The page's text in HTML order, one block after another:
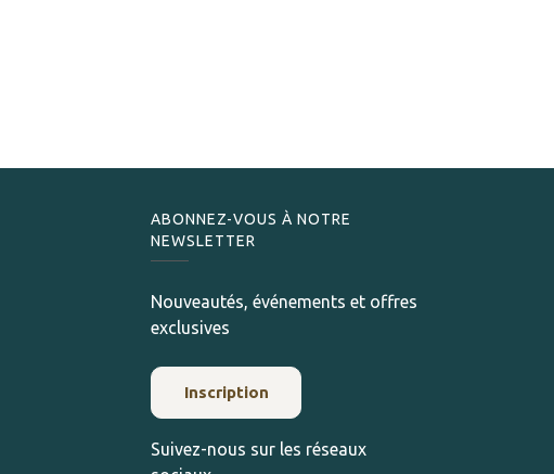
ABONNEZ-VOUS À NOTRE
NEWSLETTER
Nouveautés, événements et offres
exclusives
Inscription
Suivez-nous sur les réseaux